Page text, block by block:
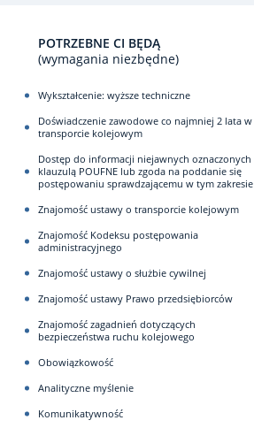
POTRZEBNE CI BĘDĄ
(wymagania niezbędne)
Wykształcenie: wyższe techniczne
Doświadczenie zawodowe co najmniej 2 lata w
transporcie kolejowym
Dostęp do informacji niejawnych oznaczonych
klauzulą POUFNE lub zgoda na poddanie się
postępowaniu sprawdzającemu w tym zakresie
Znajomość ustawy o transporcie kolejowym
Znajomość Kodeksu postępowania
administracyjnego
Znajomość ustawy o służbie cywilnej
Znajomość ustawy Prawo przedsiębiorców
Znajomość zagadnień dotyczących
bezpieczeństwa ruchu kolejowego
Obowiązkowość
Analityczne myślenie
Komunikatywność